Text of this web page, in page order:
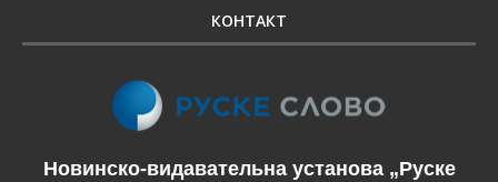
КОНТАКТ
Новинско-видавательна установа „Руске